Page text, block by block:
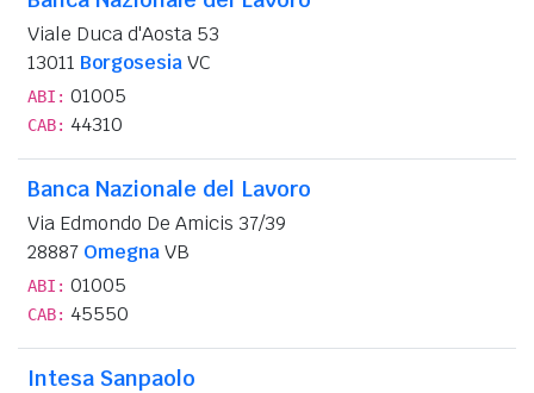
Viale Duca d'Aosta 53
13011 BorgosesiaVC
ABI: 01005
CAB: 44310
Banca Nazionale del Lavoro
Via Edmondo De Amicis 37/39
28887 OmegnaVB
ABI: 01005
CAB: 45550
Intesa Sanpaolo